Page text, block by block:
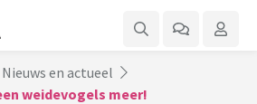
Nieuws en actueel
weidevogels meer!